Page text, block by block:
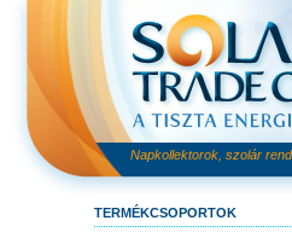
Napkollektorok, szolár
TERMÉKCSOPORTOK